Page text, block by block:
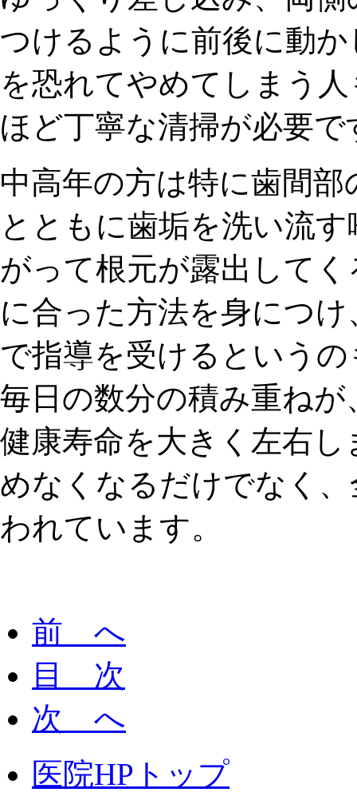
つけるように前後に動
を恐れてやめてしまう
ほど丁寧な清掃が必要で
中高年の方は特に歯間
とともに歯垢を洗い流
がって根元が露出して
に合った方法を身につ
で指導を受けるという
毎日の数分の積み重ね
健康寿命を大きく左右
めなくなるだけでなく
われています。
前 へ
目 次
次 へ
医院HPトップ